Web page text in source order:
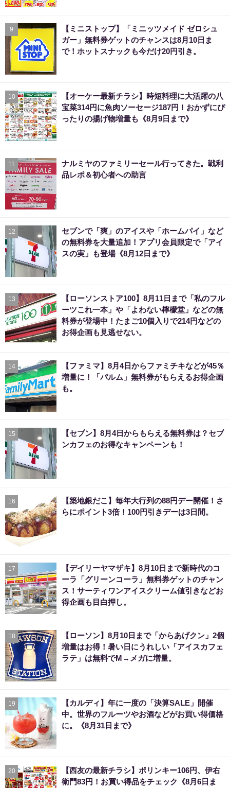
9
【ミニストップ】「ミニッツメイド ゼロシュ
ガー」無料券ゲットのチャンスは8月10日ま
で！ホットスナックも今だけ20円引き。
10
【オーケー最新チラシ】時短料理に大活躍の八
宝菜314円に魚肉ソーセージ187円！おかずにぴ
ったりの揚げ物増量も《8月9日まで》
11
ナルミヤのファミリーセール行ってきた。戦利
品レポ＆初心者への助言
12
セブンで「爽」のアイスや「ホームパイ」など
の無料券を大量追加！アプリ会員限定で「アイ
スの実」も登場《8月12日まで》
13
【ローソンストア100】8月11日まで「私のフル
ーツこれ一本」や「よわない檸檬堂」などの無
料券が登場中！たまご10個入りで214円などの
お得企画も見逃せない。
14
【ファミマ】8月4日からファミチキなどが45％
増量に！「パルム」無料券がもらえるお得企画
も。
15
【セブン】8月4日からもらえる無料券は？セブ
ンカフェのお得なキャンペーンも！
16
【築地銀だこ】毎年大行列の88円デー開催！さ
らにポイント3倍！100円引きデーは3日間。
17
【デイリーヤマザキ】8月10日まで新時代のコ
ーラ「グリーンコーラ」無料券ゲットのチャン
ス！サーティワンアイスクリーム値引きなどお
得企画も目白押し。
18
【ローソン】8月10日まで「からあげクン」2個
増量はお得！暑い日にうれしい「アイスカフェ
ラテ」は無料でM→メガに増量。
19
【カルディ】年に一度の「決算SALE」開催
中。世界のフルーツやお酒などがお買い得価格
に。《8月31日まで》
20
【西友の最新チラシ】ポリンキー106円、伊右
衛門83円！お買い得品をチェック《8月6日ま